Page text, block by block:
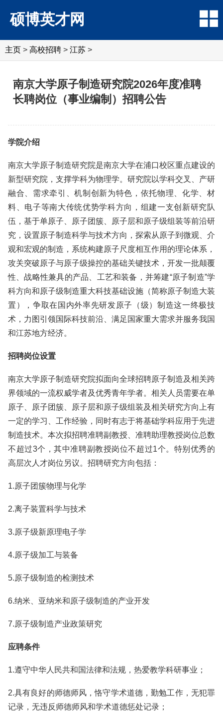
硕博英才网
主页 > 高校招聘 > 江苏 >
南京大学原子制造研究院2026年度准聘
长聘岗位（事业编制）招聘公告
学院介绍
南京大学原子制造研究院是南京大学在浦口校区重点建设的
新型研究院，支撑学科为物理学。研究院以学科交叉、产研
融合、需求牵引、机制创新为特色，依托物理、化学、材
料、电子等南大传统优势学科方向，组建一支创新研究队
伍，基于单原子、原子团簇、原子层和原子级组装等前沿研
究，设置原子制造科学与技术方向，探索从原子到微观、介
观和宏观的制造，系统构建原子尺度相互作用的理论体系，
攻关突破原子与原子级操控的基础关键技术，开发一批颠覆
性、战略性兼具的产品、工艺和装备，并筹建“原子制造”学
科方向和原子级制造重大科技基础设施（简称原子制造大装
置），争取在国内外率先研发原子（级）制造这一终极技
术，力图引领国际科技前沿、满足国家重大需求并服务我国
和江苏地方经济。
招聘岗位设置
南京大学原子制造研究院拟面向全球招聘原子制造及相关跨
界领域的一流权威学者及优秀青年学者。相关人员需要在单
原子、原子团簇、原子层和原子级组装及相关研究方向上有
一定的学习、工作经验，同时有志于将基础学科应用于先进
制造技术。本次拟招聘准聘副教授、准聘助理教授岗位总数
不超过3个，其中准聘副教授岗位不超过1个。特别优秀的
高层次人才岗位另议。招聘研究方向包括：
1.原子团簇物理与化学
2.离子装置科学与技术
3.原子级新原理电子学
4.原子级加工与装备
5.原子级制造的检测技术
6.纳米、亚纳米和原子级制造的产业开发
7.原子级制造产业政策研究
应聘条件
1.遵守中华人民共和国法律和法规，热爱教学科研事业；
2.具有良好的师德师风，恪守学术道德，勤勉工作，无犯罪
记录，无违反师德师风和学术道德惩处记录；